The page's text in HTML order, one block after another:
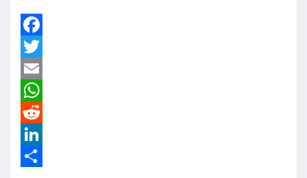
Facebook
Twitter
Email
WhatsApp
Reddit
LinkedIn